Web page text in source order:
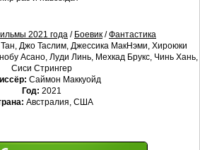
2021 года / Боевик /Фантастика
Джо Таслим, Джессика МакНэми, Хироюки
Асано, Луди Линь, Мехкад Брукс, Чинь Хань,
Сиси Стрингер
Саймон Маккуойд
Год: 2021
Австралия, США